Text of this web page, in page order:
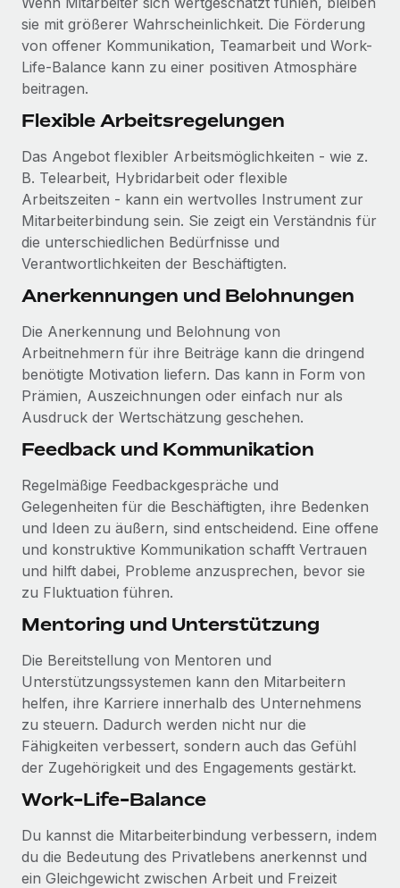
sie mit größerer Wahrscheinlichkeit. Die Förderung
von offener Kommunikation, Teamarbeit und Work-
Life-Balance kann zu einer positiven Atmosphäre
beitragen.
Flexible Arbeitsregelungen
Das Angebot flexibler Arbeitsmöglichkeiten - wie z.
B. Telearbeit, Hybridarbeit oder flexible
Arbeitszeiten - kann ein wertvolles Instrument zur
Mitarbeiterbindung sein. Sie zeigt ein Verständnis für
die unterschiedlichen Bedürfnisse und
Verantwortlichkeiten der Beschäftigten.
Anerkennungen und Belohnungen
Die Anerkennung und Belohnung von
Arbeitnehmern für ihre Beiträge kann die dringend
benötigte Motivation liefern. Das kann in Form von
Prämien, Auszeichnungen oder einfach nur als
Ausdruck der Wertschätzung geschehen.
Feedback und Kommunikation
Regelmäßige Feedbackgespräche und
Gelegenheiten für die Beschäftigten, ihre Bedenken
und Ideen zu äußern, sind entscheidend. Eine offene
und konstruktive Kommunikation schafft Vertrauen
und hilft dabei, Probleme anzusprechen, bevor sie
zu Fluktuation führen.
Mentoring und Unterstützung
Die Bereitstellung von Mentoren und
Unterstützungssystemen kann den Mitarbeitern
helfen, ihre Karriere innerhalb des Unternehmens
zu steuern. Dadurch werden nicht nur die
Fähigkeiten verbessert, sondern auch das Gefühl
der Zugehörigkeit und des Engagements gestärkt.
Work-Life-Balance
Du kannst die Mitarbeiterbindung verbessern, indem
du die Bedeutung des Privatlebens anerkennst und
ein Gleichgewicht zwischen Arbeit und Freizeit